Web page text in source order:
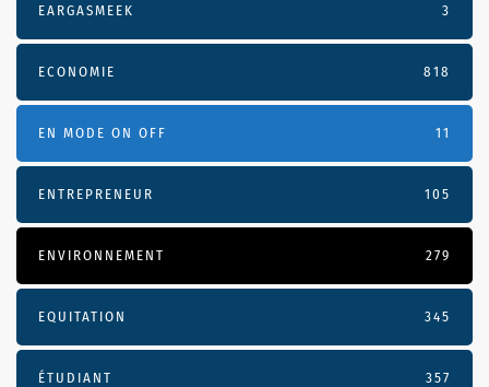
EARGASMEEK 3
ECONOMIE 818
EN MODE ON OFF 11
ENTREPRENEUR 105
ENVIRONNEMENT 279
EQUITATION 345
ÉTUDIANT 357